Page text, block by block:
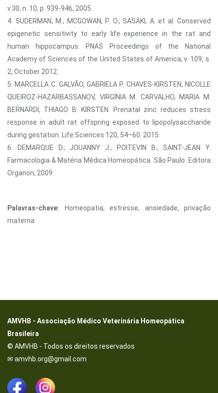
v.30, n. 10, p. 939-946, 2005.
4. SUDERMAN, M.; MCGOWAN, P. O.; SASAKI, A. et al. Conserved
epigenetic sensitivity to early life experience in the rat and
human hippocampus. PNAS Proceedings of the National
Academy of Sciences of the United States of America, v. 109, s.
2, October 2012.
5. MARCELLA C. GALVÃO, GABRIELA P. CHAVES-KIRSTEN, NICOLLE
QUEIROZ-HAZARBASSANOV, VIRGÍNIA M. CARVALHO, MARIA M.
BERNARDI, THIAGO B. KIRSTEN. Prenatal zinc reduces stress
response in adult rat offspring exposed to lipopolysaccharide
during gestation. Life Sciences 120, 54–60. 2015.
6. DEMARQUE D.; JOUANNY J.; POITEVIN B.; SAINT-JEAN Y.
Farmacologia & Matéria Médica Homeopática. São Paulo: Editora
Organon, 2009
Palavras-chave: Homeopatia, estresse, ansiedade, privação
materna
AMVHB - Associação Médico Veterinária Homeopática
Brasileira
© AMVHB - Todos os direitos reservados
✉ amvhb.org@gmail.com